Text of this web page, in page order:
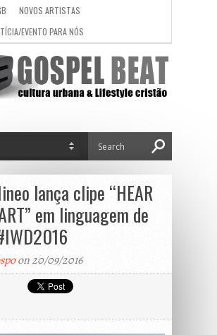
NOVOS ARTISTAS
EVENTO PARA NÓS
lança clipe “HEAR
em linguagem de
on 20/09/2016